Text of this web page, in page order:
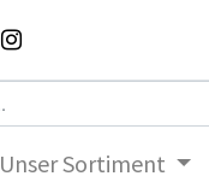
Unser Sortiment